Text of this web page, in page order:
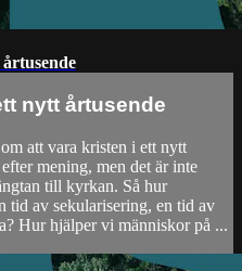
nytt årtusende
att vara kristen i ett nytt
mening, men det är inte
till kyrkan. Så hur
tid av sekularisering, en tid av
Hur hjälper vi människor på ...